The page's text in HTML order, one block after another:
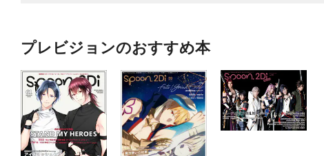
プレビジョンのおすすめ本